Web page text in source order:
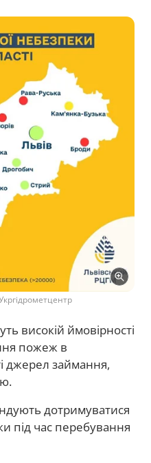
високій ймовірності
пожеж в
джерел займання,
дотримуватися
під час перебування